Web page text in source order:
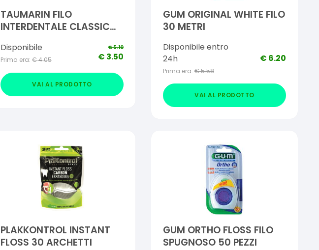
TAUMARIN FILO
INTERDENTALE CLASSICO
Disponibile
Prima era: €4.05
€5.10
€ 3.50
VAI AL PRODOTTO
GUM ORIGINAL WHITE FILO
30 METRI
Disponibile entro
24h
Prima era: €5.58
€ 6.20
VAI AL PRODOTTO
PLAKKONTROL INSTANT
FLOSS 30 ARCHETTI
GUM ORTHO FLOSS FILO
SPUGNOSO 50 PEZZI